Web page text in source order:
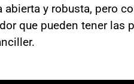
y robusta, pero
que pueden tener las